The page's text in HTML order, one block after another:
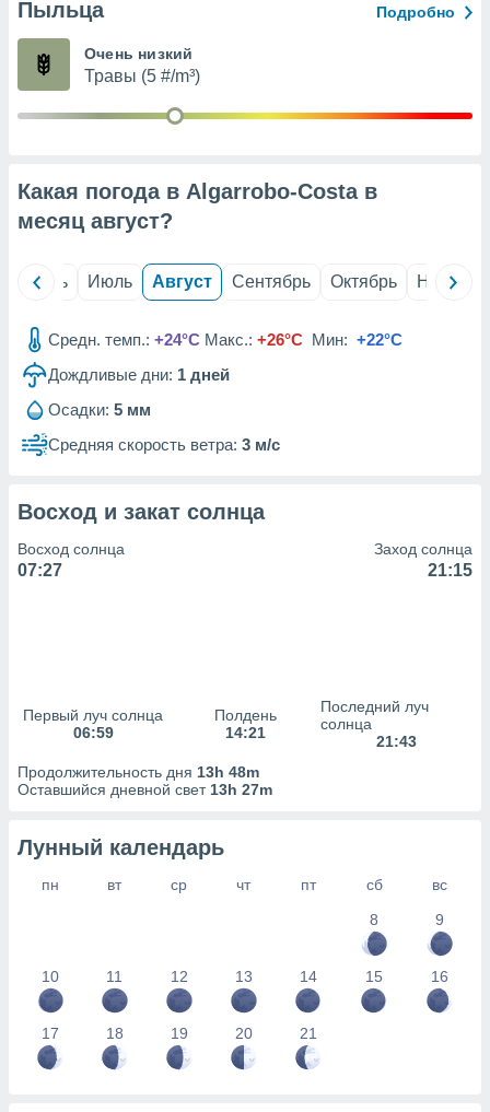
из
рекламы
сведения
наших 1199
Пыльца Подробно
Очень низкий
Травы (5 #/m³)
Какая погода в Algarrobo-Costa в
месяц август?
Июнь Июль Август Сентябрь Октябрь Ноябрь
Средн. темп.: +24°C Макс.: +26°C Мин: +22°C
Дождливые дни: 1 дней
Осадки: 5 мм
Средняя скорость ветра: 3 м/с
Восход и закат солнца
Восход солнца
07:27
Заход солнца
21:15
Первый луч солнца
06:59
Полдень
14:21
Последний луч
солнца
21:43
Продолжительность дня 13h 48m
Оставшийся дневной свет 13h 27m
Лунный календарь
пн вт ср чт пт сб
вс
8
9
10 11 12 13 14 15 16
17 18 19 20 21